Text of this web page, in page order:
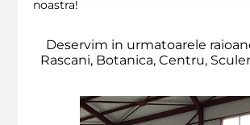
noastra!
Deservim in urmatoarele
Rascani, Botanica, Centru,